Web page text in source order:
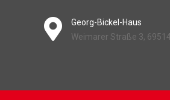
Georg-Bickel-Haus
Weimarer Straße 3,